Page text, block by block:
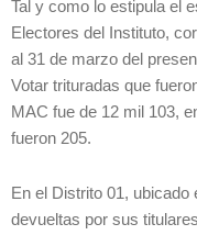
Tal y como lo estipula el
Electores del Instituto,
al 31 de marzo del
Votar trituradas que
MAC fue de 12 mil 103,
fueron 205.
En el Distrito 01,
devueltas por sus